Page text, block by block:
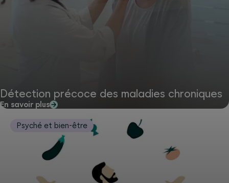
Détection précoce des maladies chroniques
En savoir plus
Psyché et bien-être